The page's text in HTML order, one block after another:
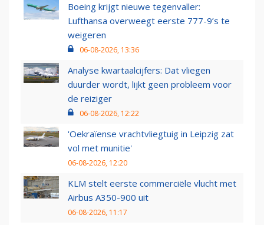
Boeing krijgt nieuwe tegenvaller:
Lufthansa overweegt eerste 777-9’s te
weigeren
06-08-2026, 13:36
Analyse kwartaalcijfers: Dat vliegen
duurder wordt, lijkt geen probleem voor
de reiziger
06-08-2026, 12:22
'Oekraïense vrachtvliegtuig in Leipzig zat
vol met munitie'
06-08-2026, 12:20
KLM stelt eerste commerciële vlucht met
Airbus A350-900 uit
06-08-2026, 11:17